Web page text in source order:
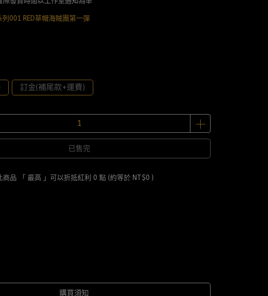
列001 RED草帽海賊團第一彈
訂金(補尾款+運費)
已售完
商品 「 最高 」可以折抵紅利 0 點 (約等於 NT$0 )
購買須知